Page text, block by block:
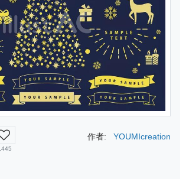
作者: YOUMIcreation